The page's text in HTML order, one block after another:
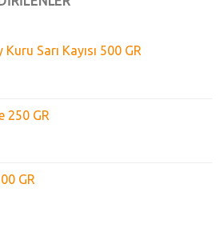
Sarı Kayısı 500 GR
250 GR
GR